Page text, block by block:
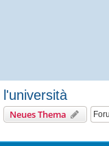
l'università
Neues Thema